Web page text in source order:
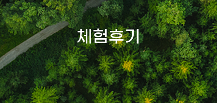
체험후기